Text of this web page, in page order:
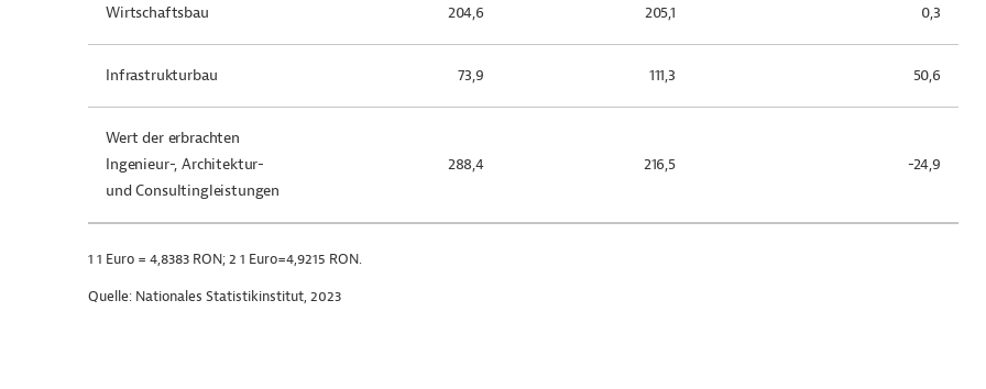
Wirtschaftsbau 204,6 205,1 0,3
Infrastrukturbau 73,9 111,3 50,6
Wert der erbrachten
Ingenieur-, Architektur-
und Consultingleistungen
288,4 216,5 -24,9
1 1 Euro = 4,8383 RON; 2 1 Euro=4,9215 RON.
Quelle: Nationales Statistikinstitut, 2023